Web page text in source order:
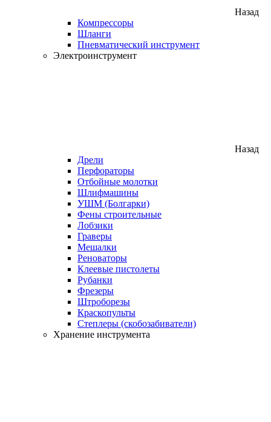
Назад
Компрессоры
Шланги
Пневматический инструмент
Электроинструмент
Назад
Дрели
Перфораторы
Отбойные молотки
Шлифмашины
УШМ (Болгарки)
Фены строительные
Лобзики
Граверы
Мешалки
Реноваторы
Клеевые пистолеты
Рубанки
Фрезеры
Штроборезы
Краскопульты
Степлеры (скобозабиватели)
Хранение инструмента